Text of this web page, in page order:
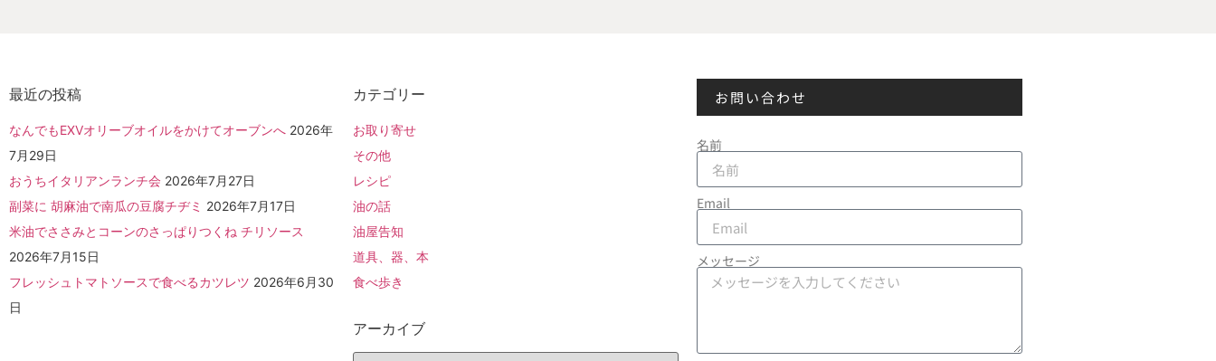
最近の投稿
なんでもEXVオリーブオイルをかけてオーブンへ 2026年
7月29日
おうちイタリアンランチ会 2026年7月27日
副菜に 胡麻油で南瓜の豆腐チヂミ 2026年7月17日
米油でささみとコーンのさっぱりつくね チリソース
2026年7月15日
フレッシュトマトソースで食べるカツレツ 2026年6月30
日
カテゴリー
お取り寄せ
その他
レシピ
油の話
油屋告知
道具、器、本
食べ歩き
アーカイブ
お問い合わせ
名前
Email
メッセージ